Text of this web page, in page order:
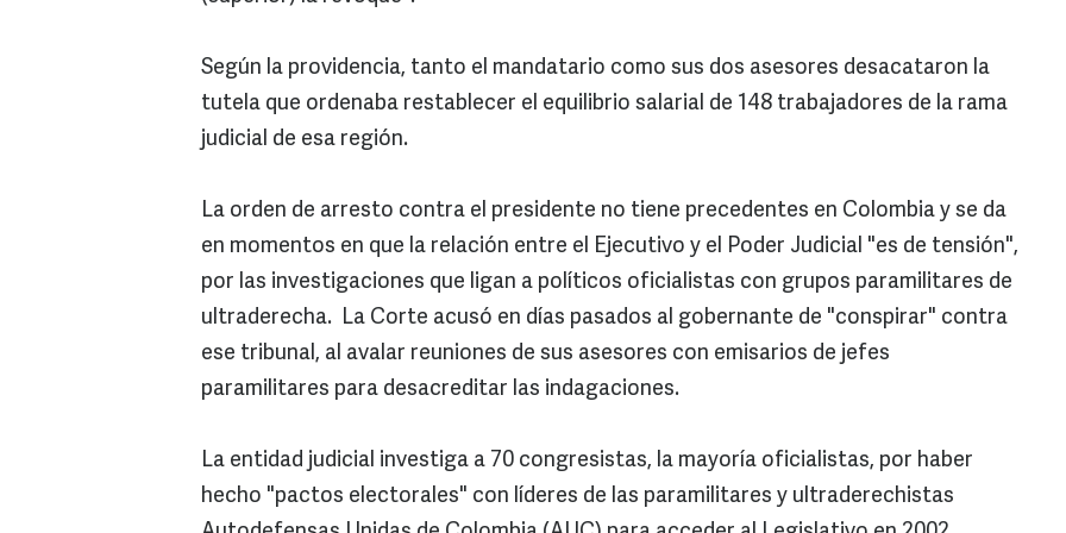
Según la providencia, tanto el mandatario como sus dos asesores desacataron la
tutela que ordenaba restablecer el equilibrio salarial de 148 trabajadores de la rama
judicial de esa región.
La orden de arresto contra el presidente no tiene precedentes en Colombia y se da
en momentos en que la relación entre el Ejecutivo y el Poder Judicial "es de tensión",
por las investigaciones que ligan a políticos oficialistas con grupos paramilitares de
ultraderecha. La Corte acusó en días pasados al gobernante de "conspirar" contra
ese tribunal, al avalar reuniones de sus asesores con emisarios de jefes
paramilitares para desacreditar las indagaciones.
La entidad judicial investiga a 70 congresistas, la mayoría oficialistas, por haber
hecho "pactos electorales" con líderes de las paramilitares y ultraderechistas